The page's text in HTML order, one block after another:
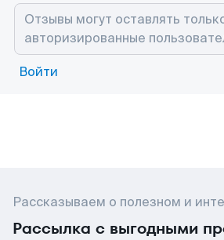
Войти
Рассказываем о полезном и
Рассылка с выгодными